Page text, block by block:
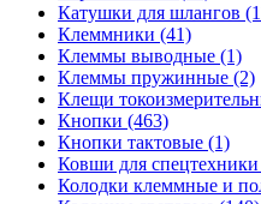
Катушки для шлангов
Клеммники (41)
Клеммы выводные (1)
Клеммы пружинные (2)
Клещи
Кнопки (463)
Кнопки тактовые (1)
Ковши для
Колодки клеммные и